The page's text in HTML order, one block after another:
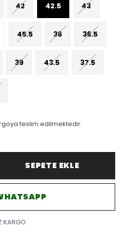
42 42.5 43
45.5 36 36.5
39 43.5 37.5
teslim edilmektedir.
SEPETE EKLE
KARGO.